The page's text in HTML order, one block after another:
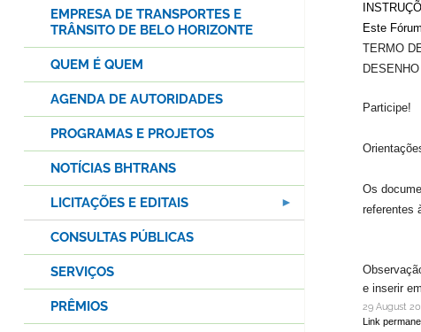
Este
TERMO
Participe!
Os
referentes
e inserir
29 August
Link
EMPRESA DE TRANSPORTES E
TRÂNSITO DE BELO HORIZONTE
QUEM É QUEM
AGENDA DE AUTORIDADES
PROGRAMAS E PROJETOS
NOTÍCIAS BHTRANS
LICITAÇÕES E EDITAIS
CONSULTAS PÚBLICAS
SERVIÇOS
PRÊMIOS